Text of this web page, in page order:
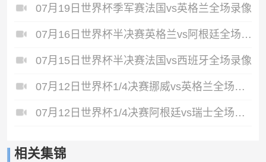
07月19日世界杯季军赛法国vs英格兰全场录像
07月16日世界杯半决赛英格兰vs阿根廷全场录像
07月15日世界杯半决赛法国vs西班牙全场录像
07月12日世界杯1/4决赛挪威vs英格兰全场录像
07月12日世界杯1/4决赛阿根廷vs瑞士全场录像
相关集锦